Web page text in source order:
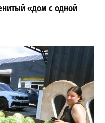
«дом с одной